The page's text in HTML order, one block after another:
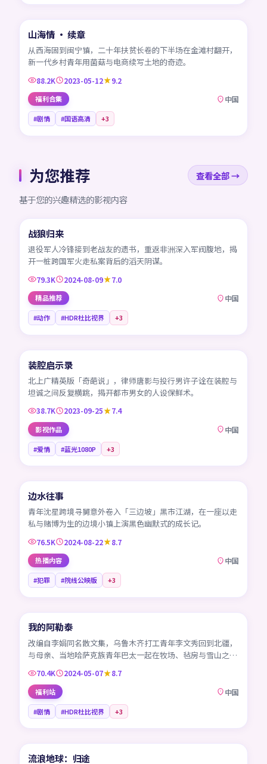
CN
山海情 · 续章
从西海固到闽宁镇，二十年扶贫长卷的下半场在金滩村翻开，
新一代乡村青年用菌菇与电商续写土地的奇迹。
88.2K 2023-05-12 9.2
福利合集 中国
#剧情 #国语高清 +3
为您推荐
查看全部 →
基于您的兴趣精选的影视内容
CN
战狼归来
退役军人冷锋接到老战友的遗书，重返非洲深入军阀腹地，揭
开一桩跨国军火走私案背后的滔天阴谋。
79.3K 2024-08-09 7.0
精品推荐 中国
#动作 #HDR杜比视界 +3
CN
装腔启示录
北上广精英版「奇葩说」，律师唐影与投行男许子诠在装腔与
坦诚之间反复横跳，揭开都市男女的人设保鲜术。
38.7K 2023-09-25 7.4
影视作品 中国
#爱情 #蓝光1080P +3
CN
边水往事
青年沈星跨境寻舅意外卷入「三边坡」黑市江湖，在一座以走
私与赌博为生的边境小镇上演黑色幽默式的成长记。
76.5K 2024-08-22 8.7
热播内容 中国
#犯罪 #院线公映版 +3
CN
我的阿勒泰
改编自李娟同名散文集，乌鲁木齐打工青年李文秀回到北疆，
与母亲、当地哈萨克族青年巴太一起在牧场、毡房与雪山之间
70.4K 2024-05-07 8.7
福利站 中国
#剧情 #HDR杜比视界 +3
CN
流浪地球：归途